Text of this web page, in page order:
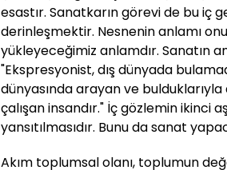
esastır. Sanatkarın görevi de bu iç
derinleşmektir. Nesnenin anlamı
yükleyeceğimiz anlamdır. Sanatın
"Ekspresyonist, dış dünyada
dünyasında arayan ve
çalışan insandır." İç gözlemin ikinci
yansıtılmasıdır. Bunu da sanat
Akım toplumsal olanı, toplumun